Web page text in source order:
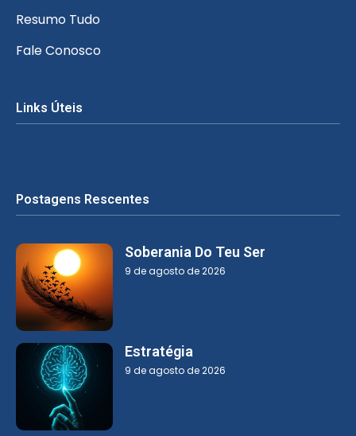
Resumo Tudo
Fale Conosco
Links Úteis
Postagens Rescentes
Soberania Do Teu Ser
9 de agosto de 2026
Estratégia
9 de agosto de 2026